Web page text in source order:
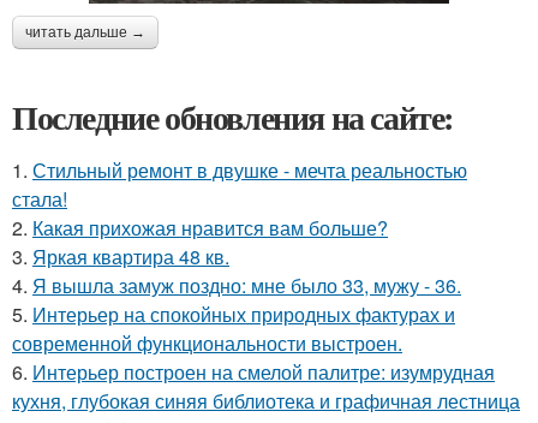
читать дальше →
Последние обновления на сайте:
1. Стильный ремонт в двушке - мечта реальностью
стала!
2. Какая прихожая нравится вам больше?
3. Яркая квартира 48 кв.
4. Я вышла замуж поздно: мне было 33, мужу - 36.
5. Интерьер на спокойных природных фактурах и
современной функциональности выстроен.
6. Интерьер построен на смелой палитре: изумрудная
кухня, глубокая синяя библиотека и графичная лестница